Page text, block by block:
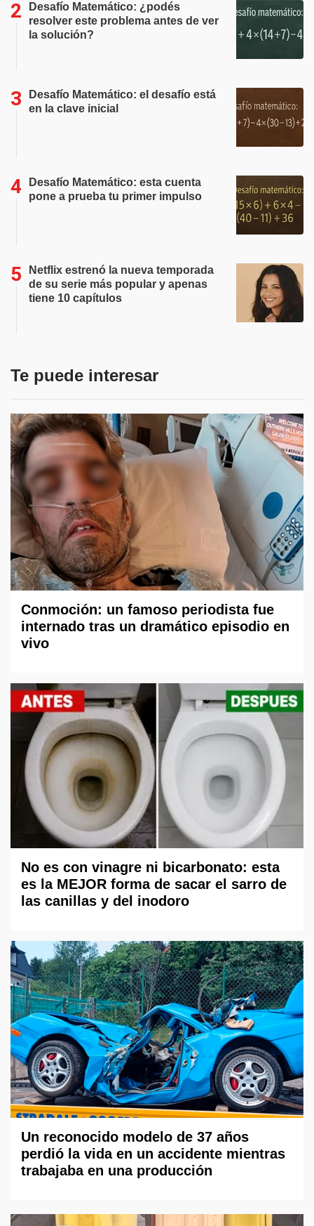
Desafío Matemático: ¿podés
resolver este problema antes de ver
la solución?
Desafío Matemático: el desafío está
en la clave inicial
Desafío Matemático: esta cuenta
pone a prueba tu primer impulso
Netflix estrenó la nueva temporada
de su serie más popular y apenas
tiene 10 capítulos
Te puede interesar
Conmoción: un famoso periodista fue
internado tras un dramático episodio en
vivo
No es con vinagre ni bicarbonato: esta
es la MEJOR forma de sacar el sarro de
las canillas y del inodoro
Un reconocido modelo de 37 años
perdió la vida en un accidente mientras
trabajaba en una producción